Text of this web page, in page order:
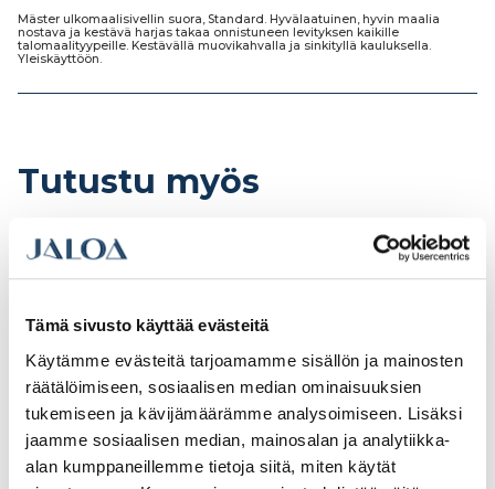
Tämä sivusto käyttää evästeitä
Käytämme evästeitä tarjoamamme sisällön ja mainosten
räätälöimiseen, sosiaalisen median ominaisuuksien
tukemiseen ja kävijämäärämme analysoimiseen. Lisäksi
jaamme sosiaalisen median, mainosalan ja analytiikka-
alan kumppaneillemme tietoja siitä, miten käytät
Mäster ulkomaalisivellin suora, Standard. Hyvälaatuinen, hyvin maalia
nostava ja kestävä harjas takaa onnistuneen levityksen kaikille
talomaalityypeille. Kestävällä muovikahvalla ja sinkityllä kauluksella.
Yleiskäyttöön.
Tutustu myös